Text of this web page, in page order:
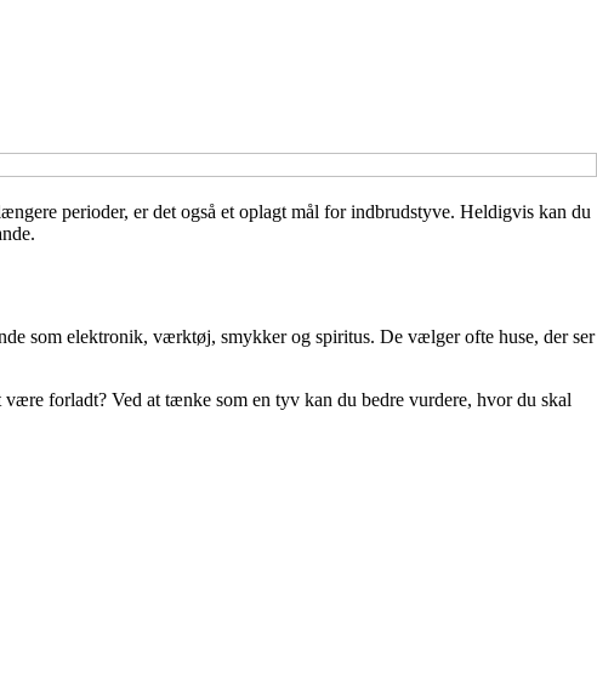
perioder, er det også et oplagt mål for indbrudstyve. Heldigvis kan du
som elektronik, værktøj, smykker og spiritus. De vælger ofte huse, der ser
forladt? Ved at tænke som en tyv kan du bedre vurdere, hvor du skal